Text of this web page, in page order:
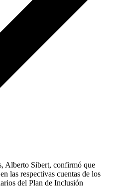
Alberto Sibert, confirmó que
las respectivas cuentas de los
del Plan de Inclusión